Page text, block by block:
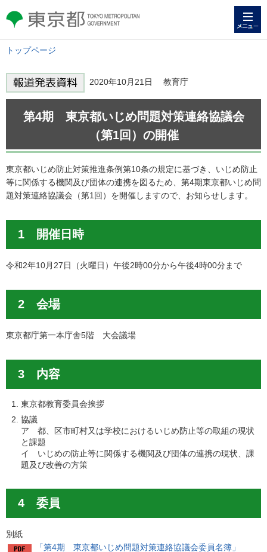
東京都 TOKYO METROPOLITAN
GOVERNMENT
トップページ
2020年10月21日 教育庁
第4期 東京都いじめ問題対策連絡協議会
（第1回）の開催
東京都いじめ防止対策推進条例第10条の規定に基づき、いじめ防止
等に関係する機関及び団体の連携を図るため、第4期東京都いじめ問
題対策連絡協議会（第1回）を開催しますので、お知らせします。
1 開催日時
令和2年10月27日（火曜日）午後2時00分から午後4時00分まで
2 会場
東京都庁第一本庁舎5階 大会議場
3 内容
東京都教育委員会挨拶
協議
ア 都、区市町村又は学校におけるいじめ防止等の取組の現状
と課題
イ いじめの防止等に関係する機関及び団体の連携の現状、課
題及び改善の方策
4 委員
別紙
「第4期 東京都いじめ問題対策連絡協議会委員名簿」